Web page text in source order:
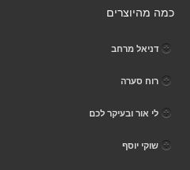
כמה מהיוצרים
דניאל מרחב
רוח סערה
לי אור ובעיקר לכם
שוקי יוסף